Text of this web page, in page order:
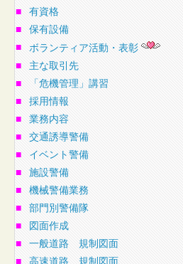
■
有資格
■
保有設備
■
ボランティア活動・表彰
■
主な取引先
■
「危機管理」講習
■
採用情報
■
業務内容
■
交通誘導警備
■
イベント警備
■
施設警備
■
機械警備業務
■
部門別警備隊
■
図面作成
■
一般道路 規制図面
■
高速道路 規制図面